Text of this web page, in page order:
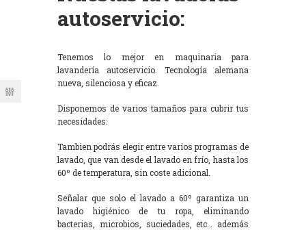
autoservicio:
Tenemos lo mejor en maquinaria para
lavandería autoservicio. Tecnología alemana
nueva, silenciosa y eficaz.
Disponemos de varios tamaños para cubrir tus
necesidades:
Tambien podrás elegir entre varios programas de
lavado, que van desde el lavado en frío, hasta los
60º de temperatura, sin coste adicional.
Señalar que solo el lavado a 60º garantiza un
lavado higiénico de tu ropa, eliminando
bacterias, microbios, suciedades, etc… además